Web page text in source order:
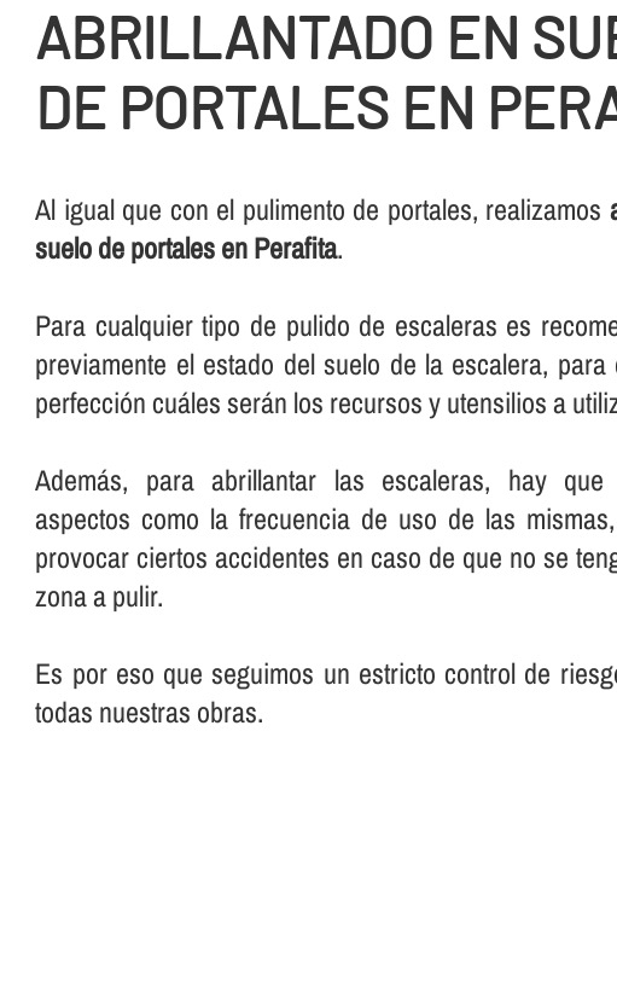
ABRILLANTADO EN
DE PORTALES EN
Al igual que con el pulimento de portales, realizamos
suelo de portales en Perafita.
Para cualquier tipo de pulido de escaleras es
previamente el estado del suelo de la escalera,
perfección cuáles serán los recursos y utensilios a
Además, para abrillantar las escaleras, hay
aspectos como la frecuencia de uso de las
provocar ciertos accidentes en caso de que no se
zona a pulir.
Es por eso que seguimos un estricto control de
todas nuestras obras.